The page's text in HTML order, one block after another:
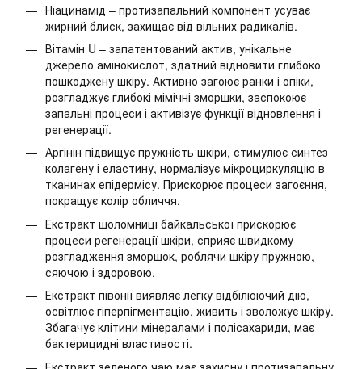
Ніацинамід – протизапальний компонент усуває
жирний блиск, захищає від вільних радикалів.
Вітамін U – запатентований актив, унікальне
джерело амінокислот, здатний відновити глибоко
пошкоджену шкіру. Активно загоює ранки і опіки,
розгладжує глибокі мімічні зморшки, заспокоює
запальні процеси і активізує функції відновлення і
регенерації.
Аргінін підвищує пружність шкіри, стимулює синтез
колагену і еластину, нормалізує мікроциркуляцію в
тканинах епідермісу. Прискорює процеси загоєння,
покращує колір обличчя.
Екстракт шоломниці байкальської прискорює
процеси регенерації шкіри, сприяє швидкому
розгладження зморшок, роблячи шкіру пружною,
сяючою і здоровою.
Екстракт півонії виявляє легку відбілюючий дію,
освітлює гіперпігментацію, живить і зволожує шкіру.
Збагачує клітини мінералами і полісахариди, має
бактерицидні властивості.